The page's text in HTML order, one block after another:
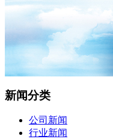
新闻分类
公司新闻
行业新闻